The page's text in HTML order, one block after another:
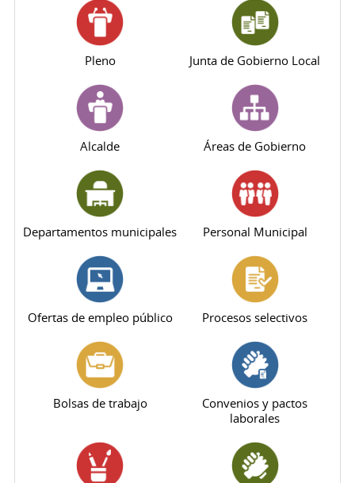
Pleno Junta de Gobierno Local
Alcalde Áreas de Gobierno
Departamentos municipales Personal Municipal
Ofertas de empleo público Procesos selectivos
Bolsas de trabajo
Convenios y pactos
laborales